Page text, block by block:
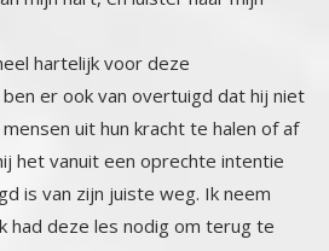
hartelijk voor deze
van overtuigd dat hij niet
uit hun kracht te halen of af
een oprechte intentie
zijn juiste weg. Ik neem
deze les nodig om terug te
lichaam mijn tempel moet